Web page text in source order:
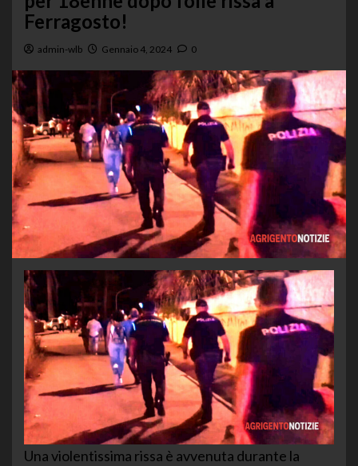
Ferragosto!
admin-wlb Gennaio 4, 2024 0
Una violentissima rissa è avvenuta durante la